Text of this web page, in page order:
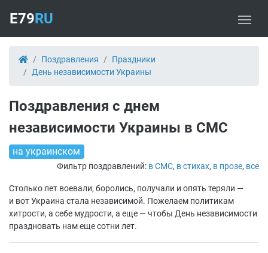
E79RU
Поздравления
Праздники
День независимости Украины
Поздравления с днем
независимости Украины в СМС
на украинском
Фильтр поздравлений: в СМС, в стихах, в прозе, все
Столько лет воевали, боролись, получали и опять теряли —
и вот Украина стала независимой. Пожелаем политикам
хитрости, а себе мудрости, а еще — чтобы День независимости
праздновать нам еще сотни лет.